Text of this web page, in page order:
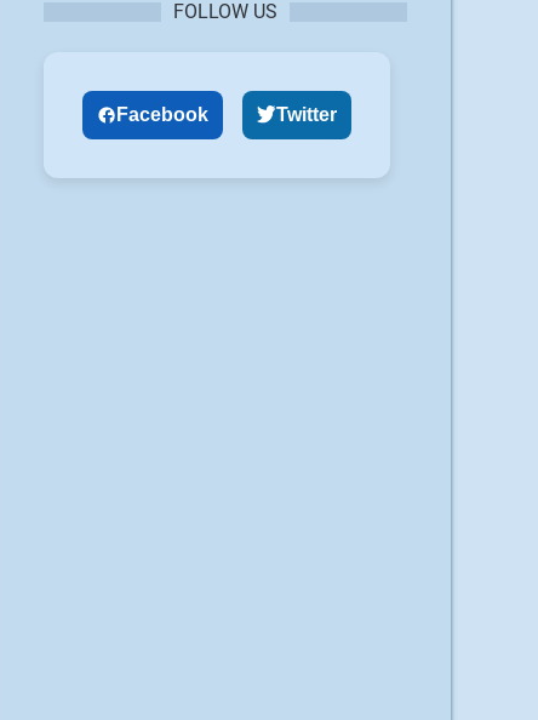
FOLLOW US
Facebook Twitter